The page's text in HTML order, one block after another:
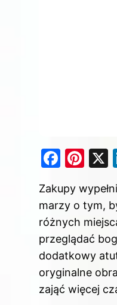
F
c
e
b
o
o
k
Pi
er
e
st
Zakupy
marzy o tym,
różnych
przeglądać
dodatkowy
oryginalne
zająć więcej